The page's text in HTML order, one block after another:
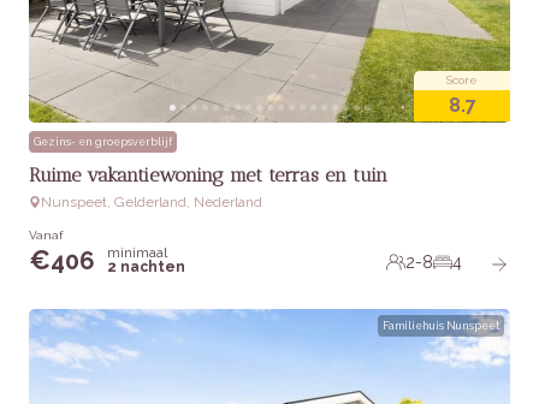
Score
8.7
Gezins- en groepsverblijf
Ruime vakantiewoning met terras en tuin
Nunspeet, Gelderland, Nederland
Vanaf
€406
minimaal
2 nachten
2-8 4
Familiehuis Nunspeet